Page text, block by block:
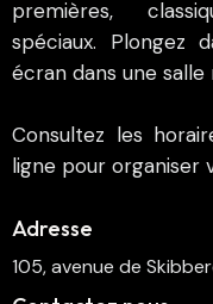
premières,
spéciaux. Plongez
écran dans une
Consultez les
ligne pour organiser
Adresse
105, avenue de